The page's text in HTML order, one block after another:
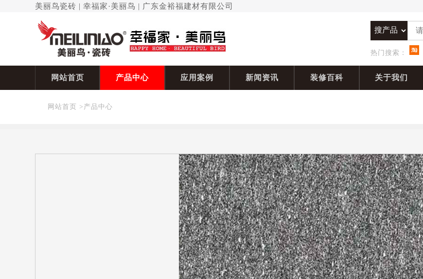
美丽鸟瓷砖 | 幸福家·美丽鸟 | 广东金裕福建材有限公司
热门搜索：
网站首页 产品中心 应用案例 新闻资讯 装修百科 关于我们
网站首页 > 产品中心